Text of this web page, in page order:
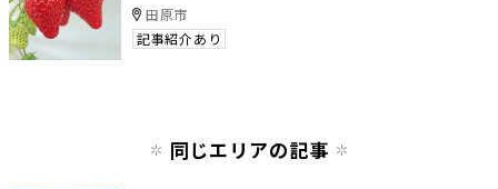
田原市
記事紹介あり
同じエリアの記事